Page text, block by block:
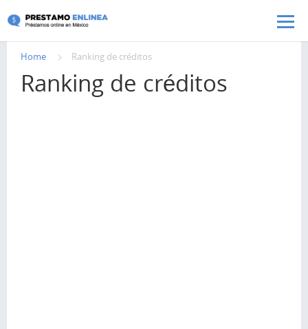
Pasar al contenido principal
Home Ranking de créditos
Ranking de créditos